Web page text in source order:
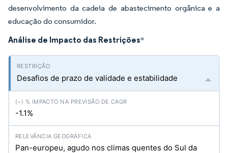
desenvolvimento da cadeia de abastecimento orgânica e a
educação do consumidor.
Análise de Impacto das Restrições*
Desafios de prazo de validade e estabilidade
-1.1%
Pan-europeu, agudo nos climas quentes do Sul da